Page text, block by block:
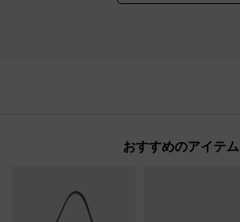
おすすめのアイテム